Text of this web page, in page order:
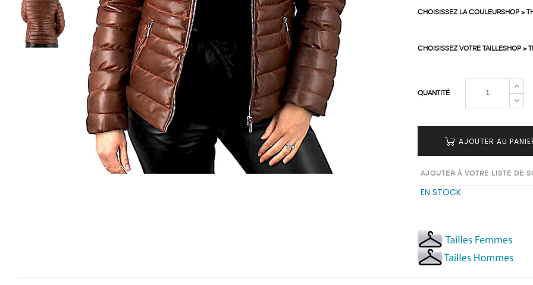
CHOISISSEZ LA COULEURSHOP >
CHOISISSEZ VOTRE TAILLESHOP >
QUANTITÉ
AJOUTER AU
AJOUTER À VOTRE LISTE DE
EN STOCK